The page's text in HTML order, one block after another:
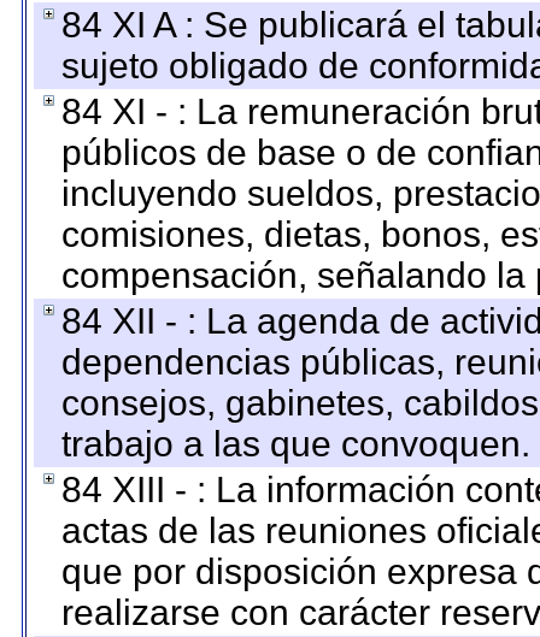
84 XI A : Se publicará el
sujeto obligado de
84 XI - : La remuneración
públicos de base o de
incluyendo sueldos,
comisiones, dietas, bonos,
compensación, señalando
84 XII - : La agenda de
dependencias públicas,
consejos, gabinetes,
trabajo a las que convoquen.
84 XIII - : La información
actas de las reuniones
que por disposición expresa
realizarse con carácter